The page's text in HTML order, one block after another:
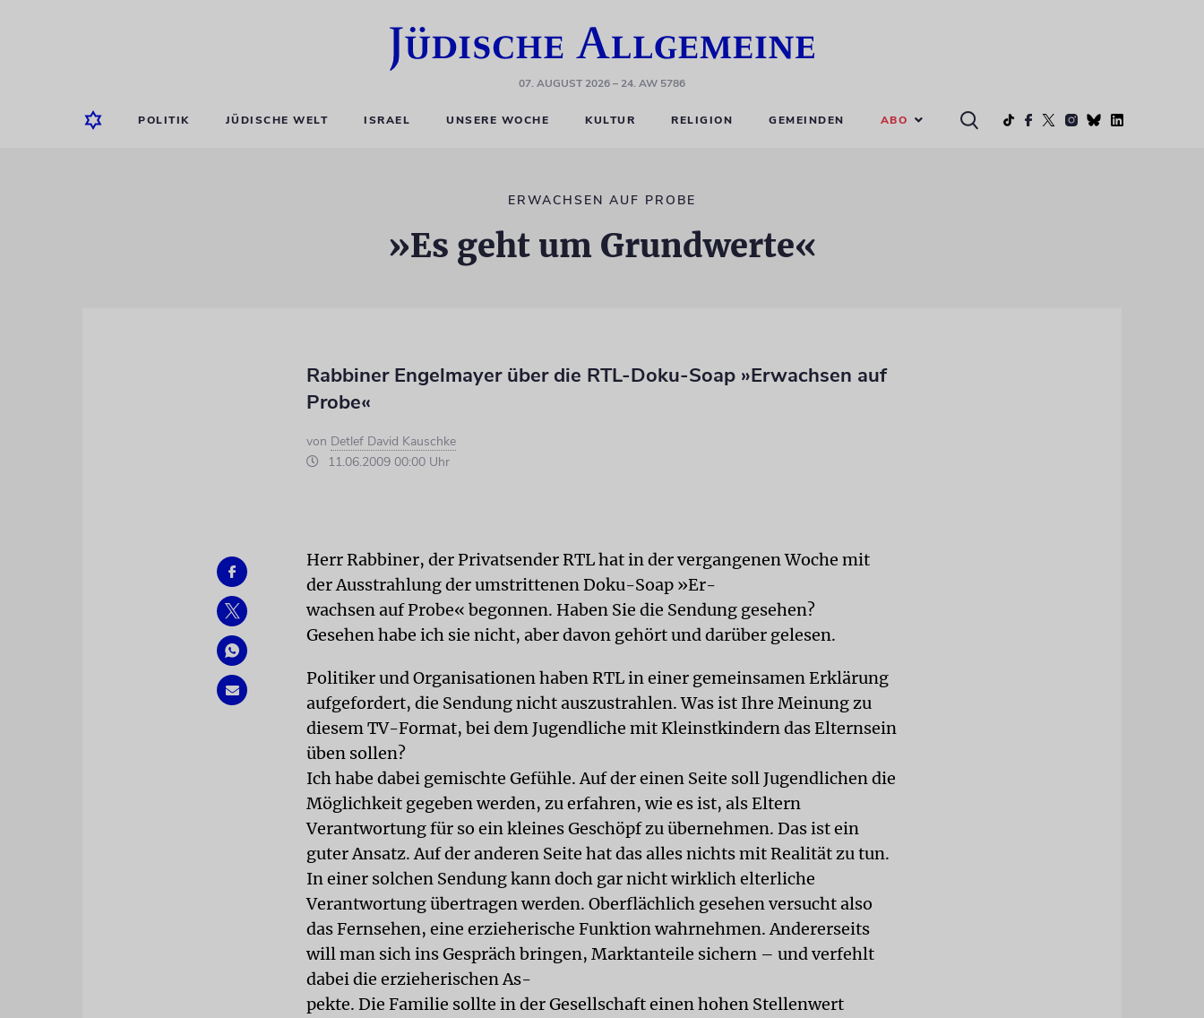
07. AUGUST 2026– 24. AW 5786
POLITIK JÜDISCHE WELT ISRAEL UNSERE WOCHE KULTUR RELIGION GEMEINDEN ABO
ERWACHSEN AUF PROBE
»Es geht um Grundwerte«
Rabbiner Engelmayer über die RTL-Doku-Soap »Erwachsen auf
Probe«
von Detlef David Kauschke
11.06.2009 00:00 Uhr
Herr Rabbiner, der Privatsender RTL hat in der vergangenen Woche mit
der Ausstrahlung der umstrittenen Doku-Soap »Er-
wachsen auf Probe« begonnen. Haben Sie die Sendung gesehen?
Gesehen habe ich sie nicht, aber davon gehört und darüber gelesen.
Politiker und Organisationen haben RTL in einer gemeinsamen Erklärung
aufgefordert, die Sendung nicht auszustrahlen. Was ist Ihre Meinung zu
diesem TV-Format, bei dem Jugendliche mit Kleinstkindern das Elternsein
üben sollen?
Ich habe dabei gemischte Gefühle. Auf der einen Seite soll Jugendlichen die
Möglichkeit gegeben werden, zu erfahren, wie es ist, als Eltern
Verantwortung für so ein kleines Geschöpf zu übernehmen. Das ist ein
guter Ansatz. Auf der anderen Seite hat das alles nichts mit Realität zu tun.
In einer solchen Sendung kann doch gar nicht wirklich elterliche
Verantwortung übertragen werden. Oberflächlich gesehen versucht also
das Fernsehen, eine erzieherische Funktion wahrnehmen. Andererseits
will man sich ins Gespräch bringen, Marktanteile sichern – und verfehlt
dabei die erzieherischen As-
pekte. Die Familie sollte in der Gesellschaft einen hohen Stellenwert